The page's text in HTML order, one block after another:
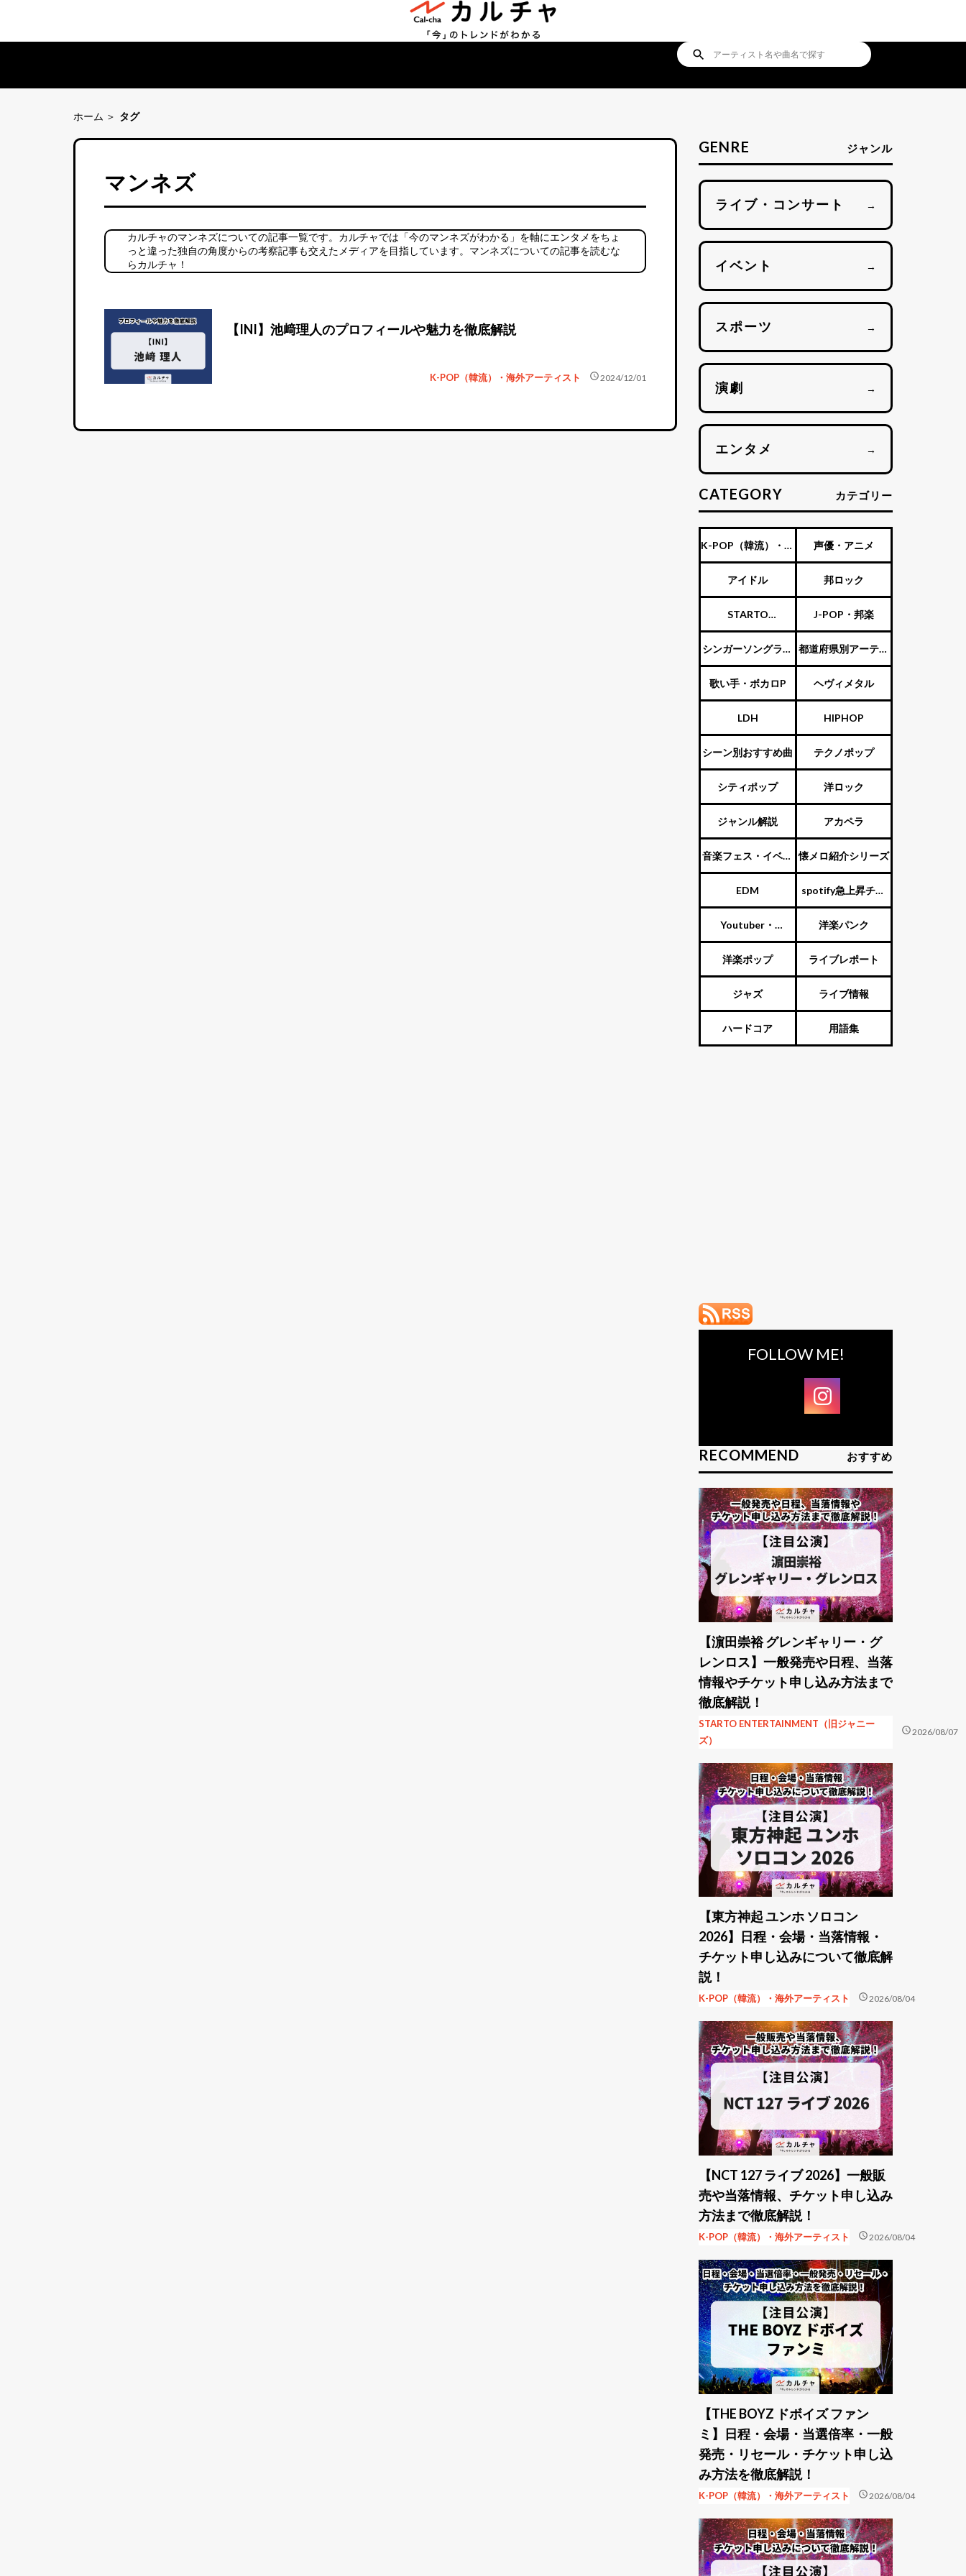
search
ホーム タグ
マンネズ
カルチャのマンネズについての記事一覧です。カルチャでは「今のマンネズがわかる」を軸にエンタメをちょ
っと違った独自の角度からの考察記事も交えたメディアを目指しています。マンネズについての記事を読むな
らカルチャ！
【INI】池﨑理人のプロフィールや魅力を徹底解説
K-POP（韓流）・海外アーティスト schedule2024/12/01
GENRE ジャンル
ライブ・コンサート →
イベント →
スポーツ →
演劇 →
エンタメ →
CATEGORY カテゴリー
K-POP（韓流）・海
外アーティスト
声優・アニメ
アイドル 邦ロック
STARTO
ENTERTAINMENT（旧
ジャニーズ）
J-POP・邦楽
シンガーソングライ
ター
都道府県別アーティ
スト
歌い手・ボカロP ヘヴィメタル
LDH HIPHOP
シーン別おすすめ曲 テクノポップ
シティポップ 洋ロック
ジャンル解説 アカペラ
音楽フェス・イベン
ト
懐メロ紹介シリーズ
EDM spotify急上昇チャ
ート
Youtuber・
Vtuber・歌い手
洋楽パンク
洋楽ポップ ライブレポート
ジャズ ライブ情報
ハードコア 用語集
FOLLOW ME!
RECOMMEND おすすめ
【濵田崇裕 グレンギャリー・グ
レンロス】一般発売や日程、当落
情報やチケット申し込み方法まで
徹底解説！
STARTO ENTERTAINMENT（旧ジャニー
ズ）
schedule2026/08/07
【東方神起 ユンホ ソロコン
2026】日程・会場・当落情報・
チケット申し込みについて徹底解
説！
K-POP（韓流）・海外アーティスト schedule2026/08/04
【NCT 127 ライブ 2026】一般販
売や当落情報、チケット申し込み
方法まで徹底解説！
K-POP（韓流）・海外アーティスト schedule2026/08/04
【THE BOYZ ドボイズ ファン
ミ】日程・会場・当選倍率・一般
発売・リセール・チケット申し込
み方法を徹底解説！
K-POP（韓流）・海外アーティスト schedule2026/08/04